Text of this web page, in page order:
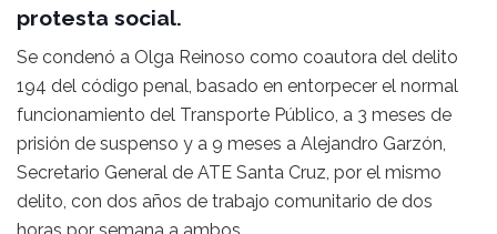
protesta social.
Se condenó a Olga Reinoso como coautora del delito
194 del código penal, basado en entorpecer el normal
funcionamiento del Transporte Público, a 3 meses de
prisión de suspenso y a 9 meses a Alejandro Garzón,
Secretario General de ATE Santa Cruz, por el mismo
delito, con dos años de trabajo comunitario de dos